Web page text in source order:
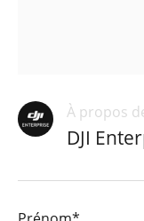
À propos
DJI